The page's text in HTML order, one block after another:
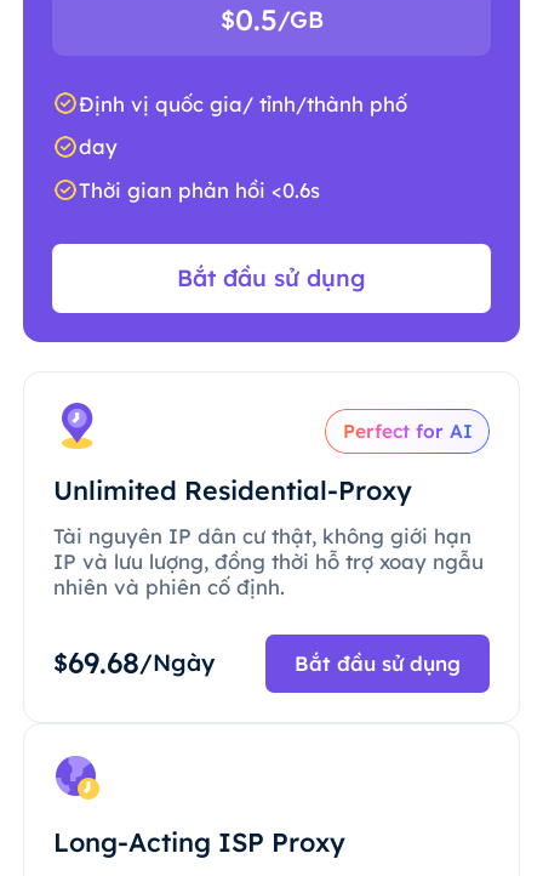
$0.5/GB
Định vị quốc gia/ tỉnh/thành phố
day
Thời gian phản hồi <0.6s
Bắt đầu sử dụng
Perfect for AI
Unlimited Residential-Proxy
Tài nguyên IP dân cư thật, không giới hạn
IP và lưu lượng, đồng thời hỗ trợ xoay ngẫu
nhiên và phiên cố định.
$69.68/Ngày Bắt đầu sử dụng
Long-Acting ISP Proxy